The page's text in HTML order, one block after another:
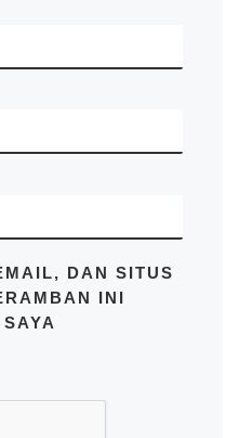
DAN SITUS
INI